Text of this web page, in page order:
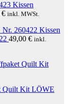
Kissen
€ inkl. MWSt.
Kissen
49,00 € inkl.
Quilt Kit
Quilt Kit LÖWE